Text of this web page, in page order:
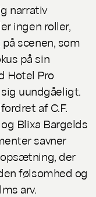
narrativ
ingen roller,
scenen, som
på sin
Hotel Pro
uundgåeligt.
af C.F.
Blixa Bargelds
savner
der
følsomhed og
arv.